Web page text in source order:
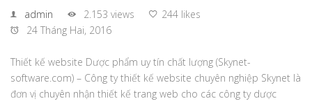
admin 2.153 views
244 likes
24 Tháng Hai, 2016
Thiết kế website Dược phẩm uy tín chất lượng (Skynet-
software.com) – Công ty thiết kế website chuyên nghiệp Skynet là
đơn vị chuyên nhận thiết kế trang web cho các công ty dược